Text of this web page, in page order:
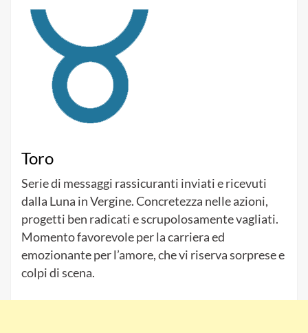
Toro
Serie di messaggi rassicuranti inviati e ricevuti
dalla Luna in Vergine. Concretezza nelle azioni,
progetti ben radicati e scrupolosamente vagliati.
Momento favorevole per la carriera ed
emozionante per l’amore, che vi riserva sorprese e
colpi di scena.